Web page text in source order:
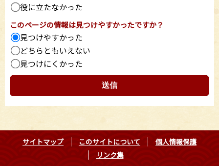
役に立たなかった
このページの情報は見つけやすかったですか？
見つけやすかった
どちらともいえない
見つけにくかった
サイトマップ このサイトについて
個人情報保護
リンク集